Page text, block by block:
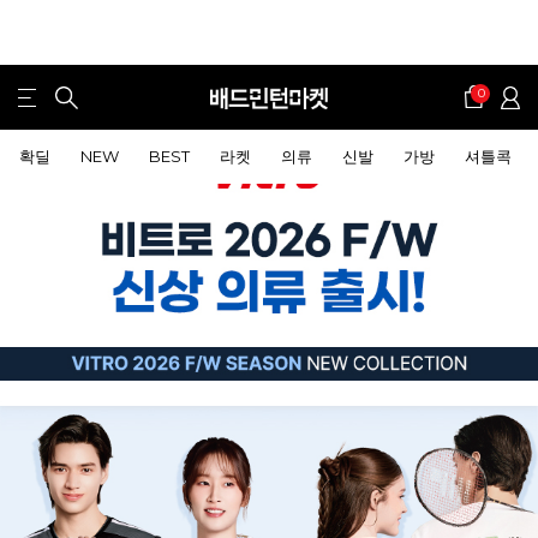
0
확딜 NEW BEST 라켓 의류 신발 가방 셔틀콕